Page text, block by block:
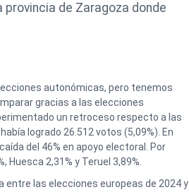
de Zaragoza donde
autonómicas, pero tenemos
gracias a las elecciones
un retroceso respecto a las
logrado 26.512 votos (5,09%). En
del 46% en apoyo electoral. Por
2,31% y Teruel 3,89%.
entre las elecciones europeas de 2024 y